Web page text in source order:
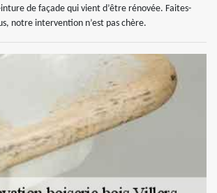
de façade qui vient d’être rénovée. Faites-
notre intervention n’est pas chère.